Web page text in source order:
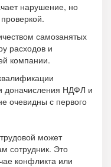
нарушение, но
самозанятых
расходов и
компании.
доначисления НДФЛ и
очевидны с первого
может
сотрудник. Это
конфликта или